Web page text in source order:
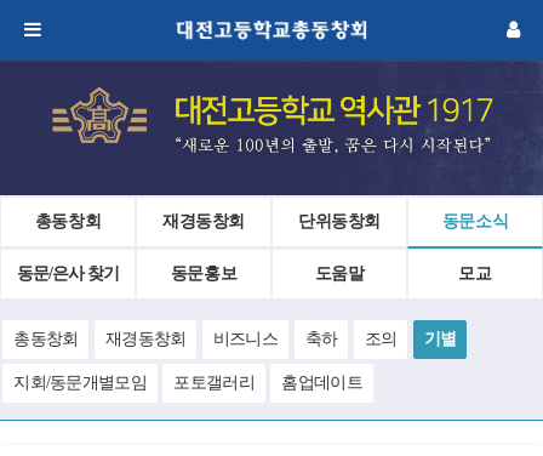
총동창회 재경동창회 단위동창회 동문소식
동문/은사 찾기 동문홍보 도움말 모교
총동창회 재경동창회 비즈니스 축하 조의 기별
지회/동문개별모임 포토갤러리 홈업데이트